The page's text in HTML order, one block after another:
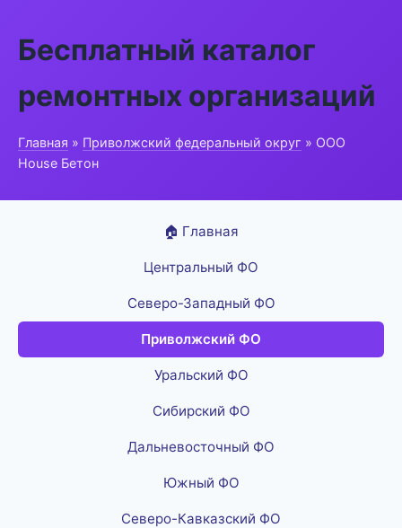
Бесплатный каталог
ремонтных организаций
Главная » Приволжский федеральный округ » ООО
House Бетон
🏠 Главная
Центральный ФО
Северо-Западный ФО
Приволжский ФО
Уральский ФО
Сибирский ФО
Дальневосточный ФО
Южный ФО
Северо-Кавказский ФО